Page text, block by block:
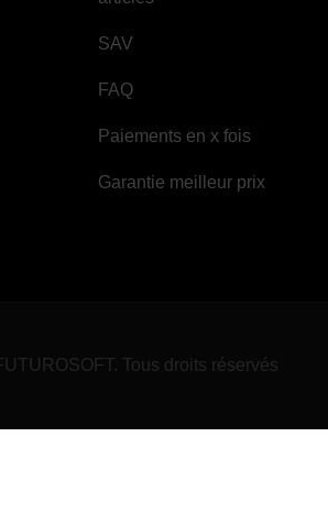
SAV
FAQ
Paiements en x fois
Garantie meilleur prix
Tous droits réservés